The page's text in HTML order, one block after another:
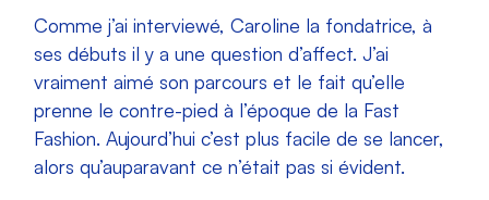
Comme j’ai interviewé, Caroline la fondatrice, à
ses débuts il y a une question d’affect. J’ai
vraiment aimé son parcours et le fait qu’elle
prenne le contre-pied à l’époque de la Fast
Fashion. Aujourd’hui c’est plus facile de se lancer,
alors qu’auparavant ce n’était pas si évident.